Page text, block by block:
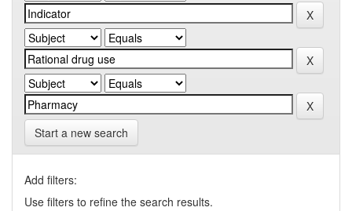
Start a new search
Add filters:
Use filters to refine the search results.